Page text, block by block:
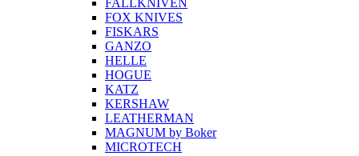
FALLKNIVEN
FOX KNIVES
FISKARS
GANZO
HELLE
HOGUE
KATZ
KERSHAW
LEATHERMAN
MAGNUM by Boker
MICROTECH